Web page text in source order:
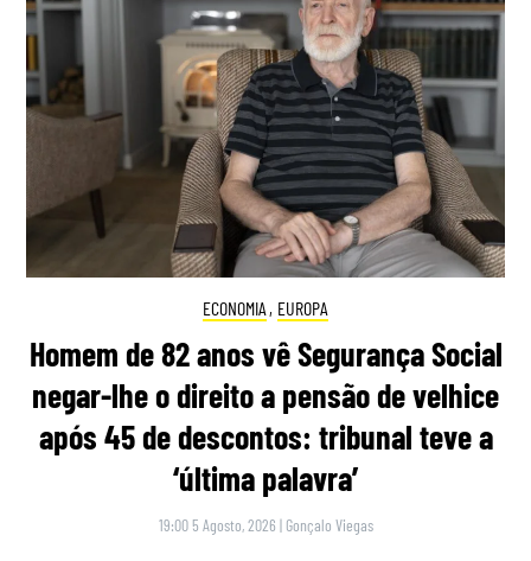
ECONOMIA , EUROPA
Homem de 82 anos vê Segurança Social
negar-lhe o direito a pensão de velhice
após 45 de descontos: tribunal teve a
‘última palavra’
19:00 5 Agosto, 2026 | Gonçalo Viegas